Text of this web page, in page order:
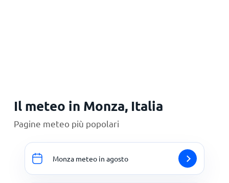
Il meteo in Monza, Italia
Pagine meteo più popolari
Monza meteo in agosto